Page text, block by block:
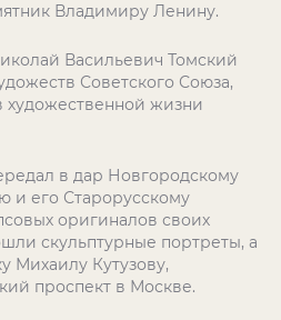
Владимиру Ленину.
Васильевич Томский
Советского Союза,
художественной жизни
в дар Новгородскому
и его Старорусскому
оригиналов своих
скульптурные портреты, а
Михаилу Кутузову,
проспект в Москве.